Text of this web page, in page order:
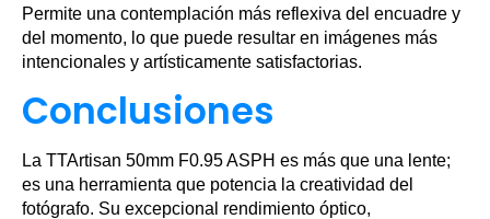
Permite una contemplación más reflexiva del encuadre y
del momento, lo que puede resultar en imágenes más
intencionales y artísticamente satisfactorias.
Conclusiones
La TTArtisan 50mm F0.95 ASPH es más que una lente;
es una herramienta que potencia la creatividad del
fotógrafo. Su excepcional rendimiento óptico,